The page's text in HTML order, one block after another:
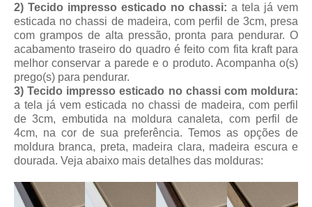
2) Tecido impresso esticado no chassi: a tela já vem
esticada no chassi de madeira, com perfil de 3cm, presa
com grampos de alta pressão, pronta para pendurar. O
acabamento traseiro do quadro é feito com fita kraft para
melhor conservar a parede e o produto. Acompanha o(s)
prego(s) para pendurar.
3) Tecido impresso esticado no chassi com moldura:
a tela já vem esticada no chassi de madeira, com perfil
de 3cm, embutida na moldura canaleta, com perfil de
4cm, na cor de sua preferência. Temos as opções de
moldura branca, preta, madeira clara, madeira escura e
dourada. Veja abaixo mais detalhes das molduras: